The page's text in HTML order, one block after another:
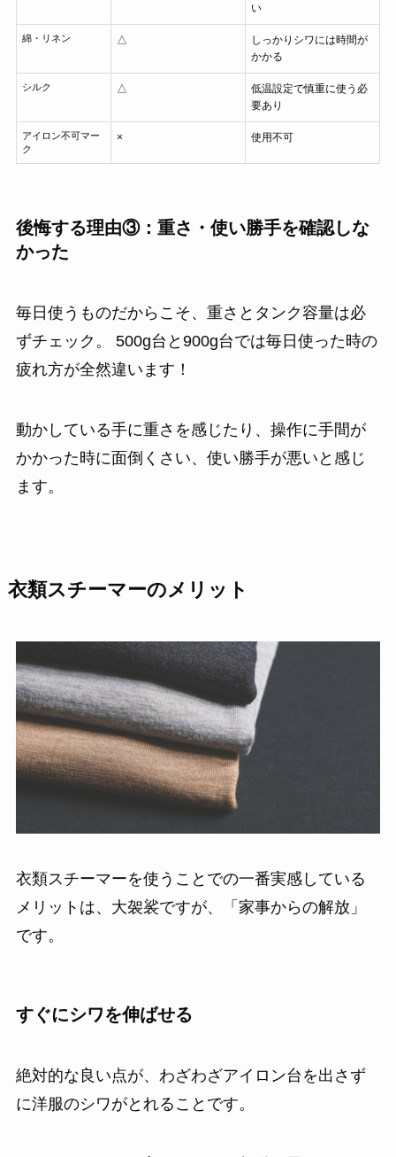
い
綿・リネン △
しっかりシワには時間が
かかる
シルク △
低温設定で慎重に使う必
要あり
アイロン不可マー
ク
× 使用不可
後悔する理由③：重さ・使い勝手を確認しな
かった
毎日使うものだからこそ、重さとタンク容量は必
ずチェック。 500g台と900g台では毎日使った時の
疲れ方が全然違います！
動かしている手に重さを感じたり、操作に手間が
かかった時に面倒くさい、使い勝手が悪いと感じ
ます。
衣類スチーマーのメリット
衣類スチーマーを使うことでの一番実感している
メリットは、大袈裟ですが、「家事からの解放」
です。
すぐにシワを伸ばせる
絶対的な良い点が、わざわざアイロン台を出さず
に洋服のシワがとれることです。